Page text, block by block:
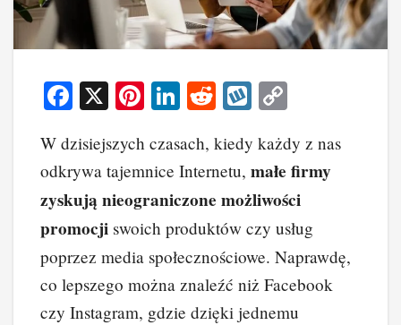
F
c
e
b
o
o
k
X
Pi
er
e
st
Li
k
e
dI
n
R
d
di
t
W
o
p
p
y
Li
n
k
W dzisiejszych czasach, kiedy każdy z nas
odkrywa tajemnice Internetu, małe firmy
zyskują nieograniczone możliwości
promocji swoich produktów czy usług
poprzez media społecznościowe. Naprawdę,
co lepszego można znaleźć niż Facebook
czy Instagram, gdzie dzięki jednemu